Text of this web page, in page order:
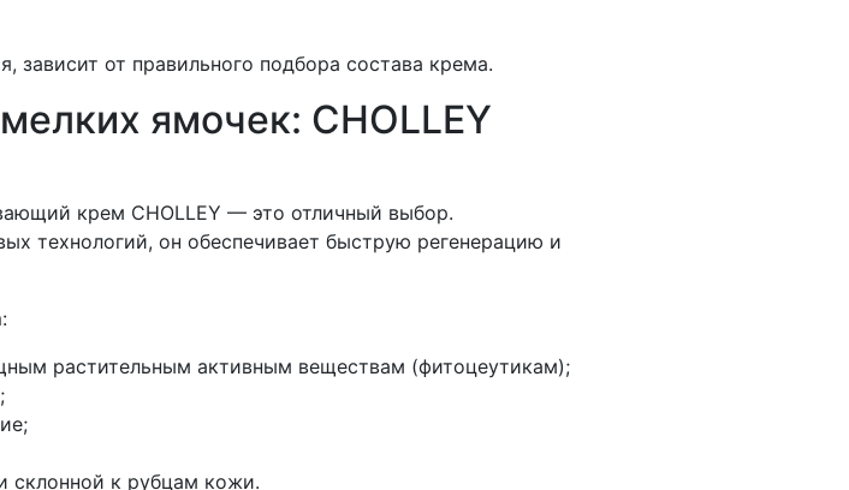
зависит от правильного подбора состава крема.
ямочек: CHOLLEY
крем CHOLLEY — это отличный выбор.
технологий, он обеспечивает быструю регенерацию и
растительным активным веществам (фитоцеутикам);
склонной к рубцам кожи.